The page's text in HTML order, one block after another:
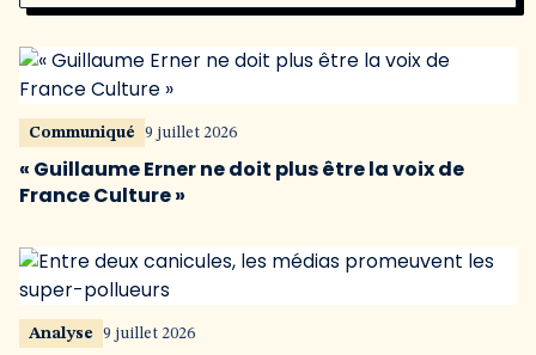
Communiqué 9 juillet 2026
« Guillaume Erner ne doit plus être la voix de
France Culture »
Analyse 9 juillet 2026